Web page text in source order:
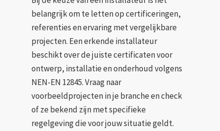
belangrijk om te letten op certificeringen,
referenties en ervaring met vergelijkbare
projecten. Een erkende installateur
beschikt over de juiste certificaten voor
ontwerp, installatie en onderhoud volgens
NEN-EN 12845. Vraag naar
voorbeeldprojecten in je branche en check
of ze bekend zijn met specifieke
regelgeving die voor jouw situatie geldt.